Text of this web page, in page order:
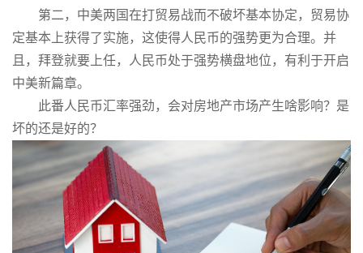
第二，中美两国在打贸易战而不破坏基本协定，贸易协
定基本上获得了实施，这使得人民币的强势更为合理。并
且，拜登就要上任，人民币处于强势横盘地位，有利于开启
中美新篇章。
此番人民币汇率强劲，会对房地产市场产生啥影响？是
坏的还是好的？